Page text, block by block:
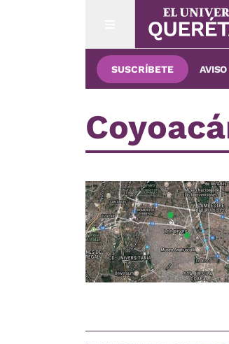
SUSCRÍBETE